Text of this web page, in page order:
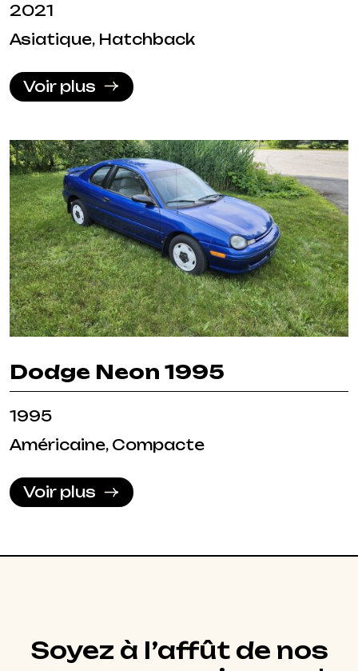
2021
Asiatique, Hatchback
Voir plus
Dodge Neon 1995
1995
Américaine, Compacte
Voir plus
Soyez à l’affût de nos